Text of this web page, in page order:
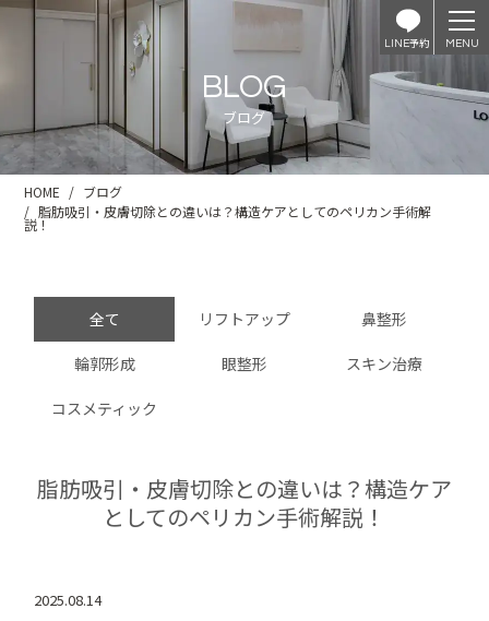
LINE予約
BLOG
ブログ
HOME
ブログ
脂肪吸引・皮膚切除との違いは？構造ケアとしてのペリカン手術解
説！
全て リフトアップ 鼻整形
輪郭形成 眼整形 スキン治療
コスメティック
脂肪吸引・皮膚切除との違いは？構造ケア
としてのペリカン手術解説！
2025.08.14